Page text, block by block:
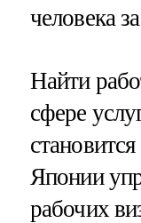
человека
Найти
сфере
Японии
рабочих